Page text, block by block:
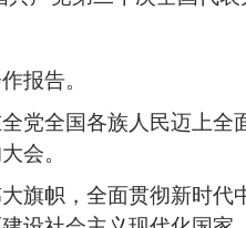
报告。
党全国各族人民迈上
会。
旗帜，全面贯彻新时